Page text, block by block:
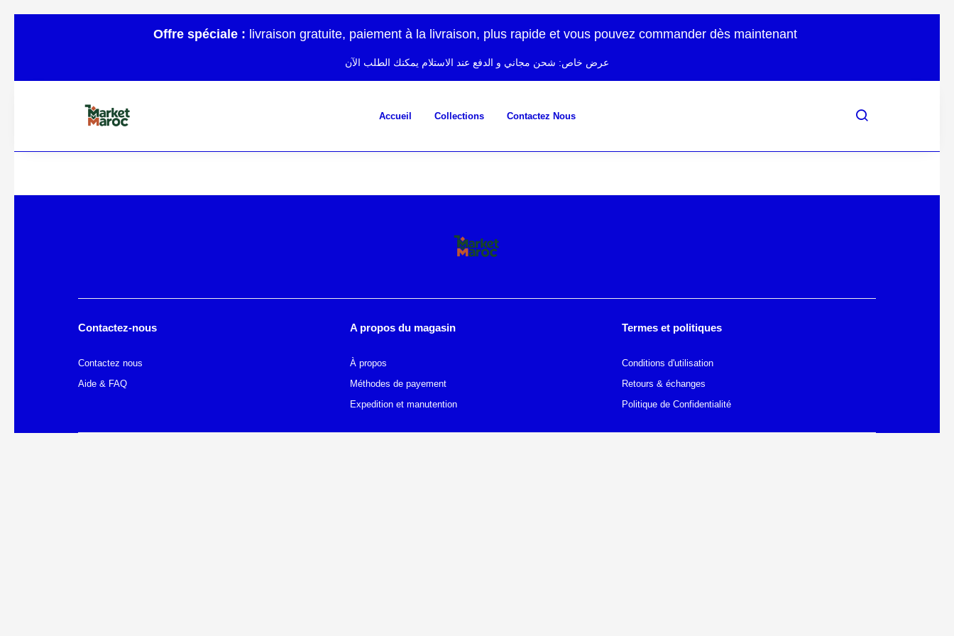
Offre spéciale : livraison gratuite, paiement à la livraison, plus rapide et vous pouvez commander dès maintenant
عرض خاص: شحن مجاني و الدفع عند الاستلام يمكنك الطلب الآن
Accueil Collections Contactez Nous
Contactez-nous
Contactez nous
Aide & FAQ
A propos du magasin
À propos
Méthodes de payement
Expedition et manutention
Termes et politiques
Conditions d'utilisation
Retours & échanges
Politique de Confidentialité